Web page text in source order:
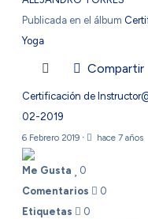
Publicada en el álbum
Yoga
Compartir
Certificación de
02-2019
6 Febrero 2019 · hace 7 años
Me Gusta
0
Comentarios
0
Etiquetas
0